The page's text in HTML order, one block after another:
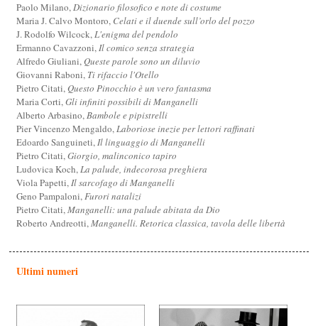
Paolo Milano,Dizionario filosofico e note di costume
Maria J. Calvo Montoro, Celati e il duende sull’orlo del pozzo
J. Rodolfo Wilcock,L'enigma del pendolo
Ermanno Cavazzoni,Il comico senza strategia
Alfredo Giuliani,Queste parole sono un diluvio
Giovanni Raboni, Ti rifaccio l'Otello
Pietro Citati,Questo Pinocchio è un vero fantasma
Maria Corti,Gli infiniti possibili di Manganelli
Alberto Arbasino,Bambole e pipistrelli
Pier Vincenzo Mengaldo,Laboriose inezie per lettori raffinati
Edoardo Sanguineti,Il linguaggio di Manganelli
Pietro Citati,Giorgio, malinconico tapiro
Ludovica Koch,La palude, indecorosa preghiera
Viola Papetti,Il sarcofago di Manganelli
Geno Pampaloni,Furori natalizi
Pietro Citati,Manganelli: una palude abitata da Dio
Roberto Andreotti,Manganelli. Retorica classica, tavola delle libertà
Ultimi numeri